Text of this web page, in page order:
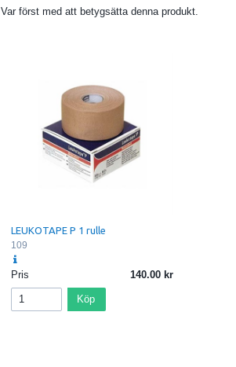
Contents: 80% Nylon / 20% Polyester
Var först med att betygsätta denna produkt.
LEUKOTAPE P 1 rulle
109
Pris 140.00
Köp